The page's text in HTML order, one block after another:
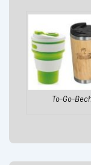
To-Go-